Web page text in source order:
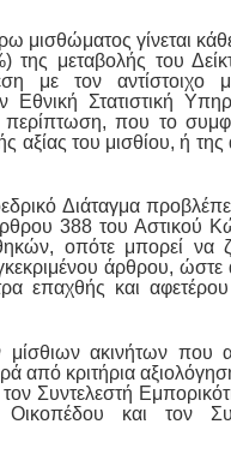
μισθώματος γίνεται
της μεταβολής του
με τον αντίστοιχο
Στατιστική
περίπτωση, που το
αξίας του μισθίου, ή
Διάταγμα
388 του Αστικού
οπότε μπορεί να
άρθρου, ώστε
επαχθής και αφετέρου
μίσθιων ακινήτων που
από κριτήρια
Συντελεστή
και τον